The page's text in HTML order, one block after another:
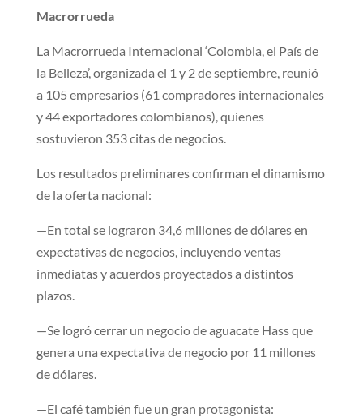
Macr​orrueda
​La Macrorrueda Internacional ‘Colombia, el País de
la Belleza’, organizada el 1 y 2 de septiembre, reunió
a 105 empresarios (61 compradores internacionales
y 44 exportadores colombianos), quienes
sostuvieron 353 citas de negocios.
Los resultados preliminares confirman el dinamismo
de la oferta nacional:
—En total se lograron 34,6 millones de dólares en
expectativas de negocios, incluyendo ventas
inmediatas y acuerdos proyectados a distintos
plazos.
—Se logró cerrar un negocio de aguacate Hass que
genera una expectativa de negocio por 11 millones
de dólares.
—El café también fue un gran protagonista: